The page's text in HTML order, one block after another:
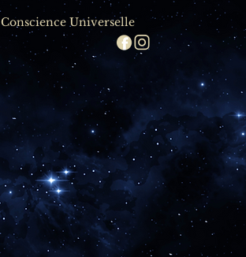
Conscience Universelle